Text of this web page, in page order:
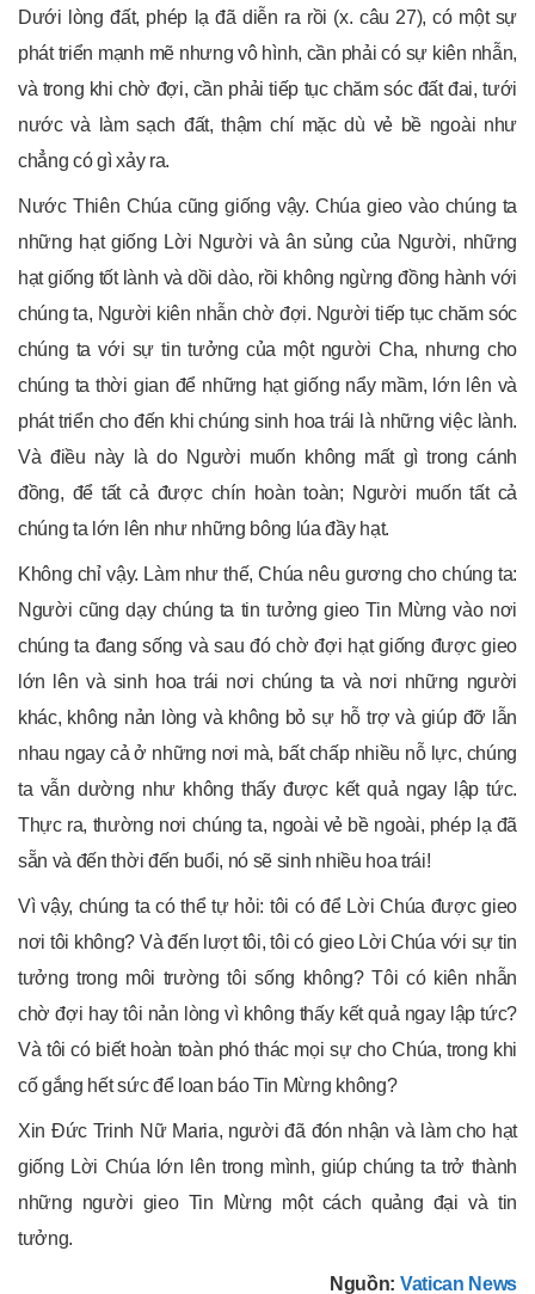
Dưới lòng đất, phép lạ đã diễn ra rồi (x. câu 27), có một sự
phát triển mạnh mẽ nhưng vô hình, cần phải có sự kiên nhẫn,
và trong khi chờ đợi, cần phải tiếp tục chăm sóc đất đai, tưới
nước và làm sạch đất, thậm chí mặc dù vẻ bề ngoài như
chẳng có gì xảy ra.
Nước Thiên Chúa cũng giống vậy. Chúa gieo vào chúng ta
những hạt giống Lời Người và ân sủng của Người, những
hạt giống tốt lành và dồi dào, rồi không ngừng đồng hành với
chúng ta, Người kiên nhẫn chờ đợi. Người tiếp tục chăm sóc
chúng ta với sự tin tưởng của một người Cha, nhưng cho
chúng ta thời gian để những hạt giống nẩy mầm, lớn lên và
phát triển cho đến khi chúng sinh hoa trái là những việc lành.
Và điều này là do Người muốn không mất gì trong cánh
đồng, để tất cả được chín hoàn toàn; Người muốn tất cả
chúng ta lớn lên như những bông lúa đầy hạt.
Không chỉ vậy. Làm như thế, Chúa nêu gương cho chúng ta:
Người cũng dạy chúng ta tin tưởng gieo Tin Mừng vào nơi
chúng ta đang sống và sau đó chờ đợi hạt giống được gieo
lớn lên và sinh hoa trái nơi chúng ta và nơi những người
khác, không nản lòng và không bỏ sự hỗ trợ và giúp đỡ lẫn
nhau ngay cả ở những nơi mà, bất chấp nhiều nỗ lực, chúng
ta vẫn dường như không thấy được kết quả ngay lập tức.
Thực ra, thường nơi chúng ta, ngoài vẻ bề ngoài, phép lạ đã
sẵn và đến thời đến buổi, nó sẽ sinh nhiều hoa trái!
Vì vậy, chúng ta có thể tự hỏi: tôi có để Lời Chúa được gieo
nơi tôi không? Và đến lượt tôi, tôi có gieo Lời Chúa với sự tin
tưởng trong môi trường tôi sống không? Tôi có kiên nhẫn
chờ đợi hay tôi nản lòng vì không thấy kết quả ngay lập tức?
Và tôi có biết hoàn toàn phó thác mọi sự cho Chúa, trong khi
cố gắng hết sức để loan báo Tin Mừng không?
Xin Đức Trinh Nữ Maria, người đã đón nhận và làm cho hạt
giống Lời Chúa lớn lên trong mình, giúp chúng ta trở thành
những người gieo Tin Mừng một cách quảng đại và tin
tưởng.
Nguồn: Vatican News